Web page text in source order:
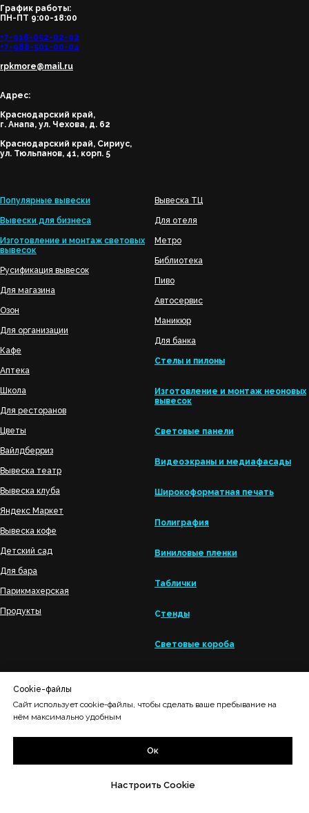
График работы:
ПН-ПТ 9:00-18:00
+7-918-052-02-92
+7-988-501-00-04
rpkmore@mail.ru
Адрес:
Краснодарский край,
г. Анапа, ул. Чехова, д. 62
Краснодарский край, Сириус,
ул. Тюльпанов, 41, корп. 5
Популярные вывески
Вывески для бизнеса
Изготовление и монтаж световых
вывесок
Русификация вывесок
Для магазина
Озон
Для организации
Кафе
Аптека
Школа
Для ресторанов
Цветы
Вайлдберриз
Вывеска театр
Вывеска клуба
Яндекс Маркет
Вывеска кофе
Детский сад
Для бара
Парикмахерская
Продукты
Вывеска ТЦ
Для отеля
Метро
Библиотека
Пиво
Автосервис
Маникюр
Для банка
Стелы и пилоны
Изготовление и монтаж неоновых
вывесок
Световые панели
Видеоэкраны и медиафасады
Широкоформатная печать
Полиграфия
Виниловые пленки
Таблички
Стенды
Световые короба
Акции
Cookie-файлы
Сайт использует cookie-файлы, чтобы сделать ваше пребывание на
нём максимально удобным
Ок
Настроить Cookie